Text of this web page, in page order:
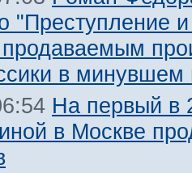
"Преступление
в минувшем
На первый в
в Москве